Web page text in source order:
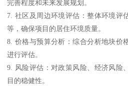
完善程度和未来发展规划。
7. 社区及周边环境评估：整体环境评
等，确保项目的居住环境质量。
8. 价格与预算分析：综合分析地块价
进行评估。
9. 风险评估：对政策风险、经济风险
目的稳健性。